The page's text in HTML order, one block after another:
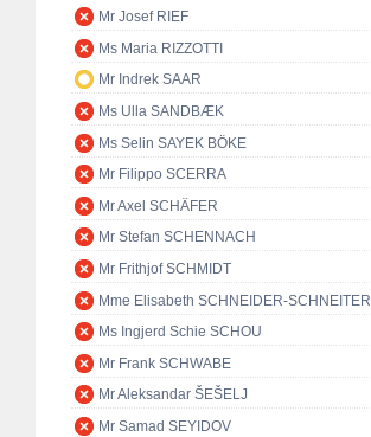
Mr Josef RIEF
Ms Maria RIZZOTTI
Mr Indrek SAAR
Ms Ulla SANDBÆK
Ms Selin SAYEK BÖKE
Mr Filippo SCERRA
Mr Axel SCHÄFER
Mr Stefan SCHENNACH
Mr Frithjof SCHMIDT
Mme Elisabeth SCHNEIDER-SCHNEITER
Ms Ingjerd Schie SCHOU
Mr Frank SCHWABE
Mr Aleksandar ŠEŠELJ
Mr Samad SEYIDOV